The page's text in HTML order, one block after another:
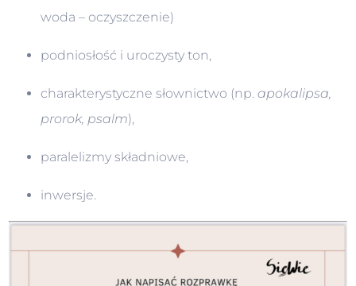
woda – oczyszczenie)
podniosłość i uroczysty ton,
charakterystyczne słownictwo (np. apokalipsa,
prorok, psalm),
paralelizmy składniowe,
inwersje.